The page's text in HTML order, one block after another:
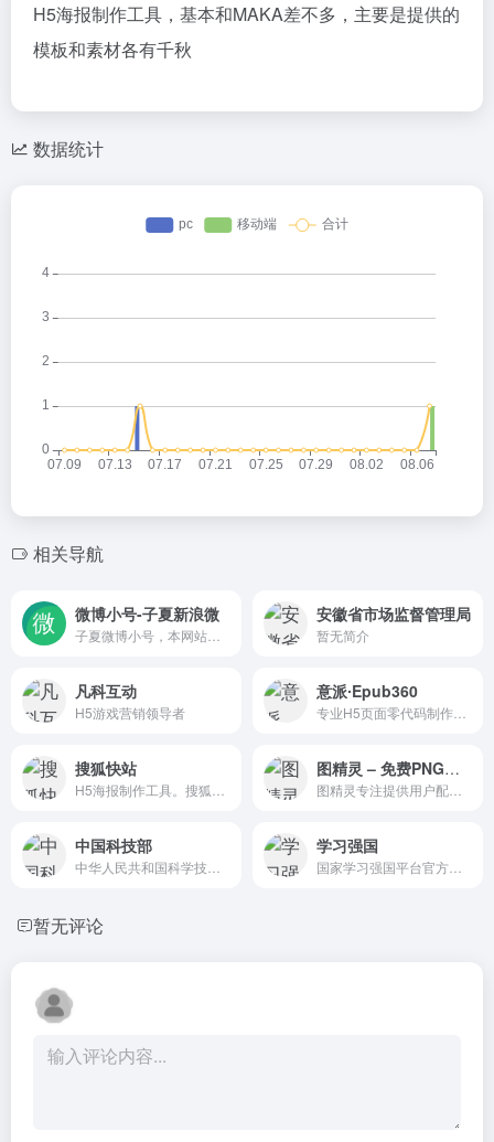
H5海报制作工具，基本和MAKA差不多，主要是提供的
模板和素材各有千秋
数据统计
相关导航
微博小号-子夏新浪微 安徽省市场监督管理局
暂无简介
凡科互动
H5游戏营销领导者
意派∙Epub360
搜狐快站 图精灵 – 免费PNG图片下载、高清背景图片素材
中国科技部 学习强国
暂无评论